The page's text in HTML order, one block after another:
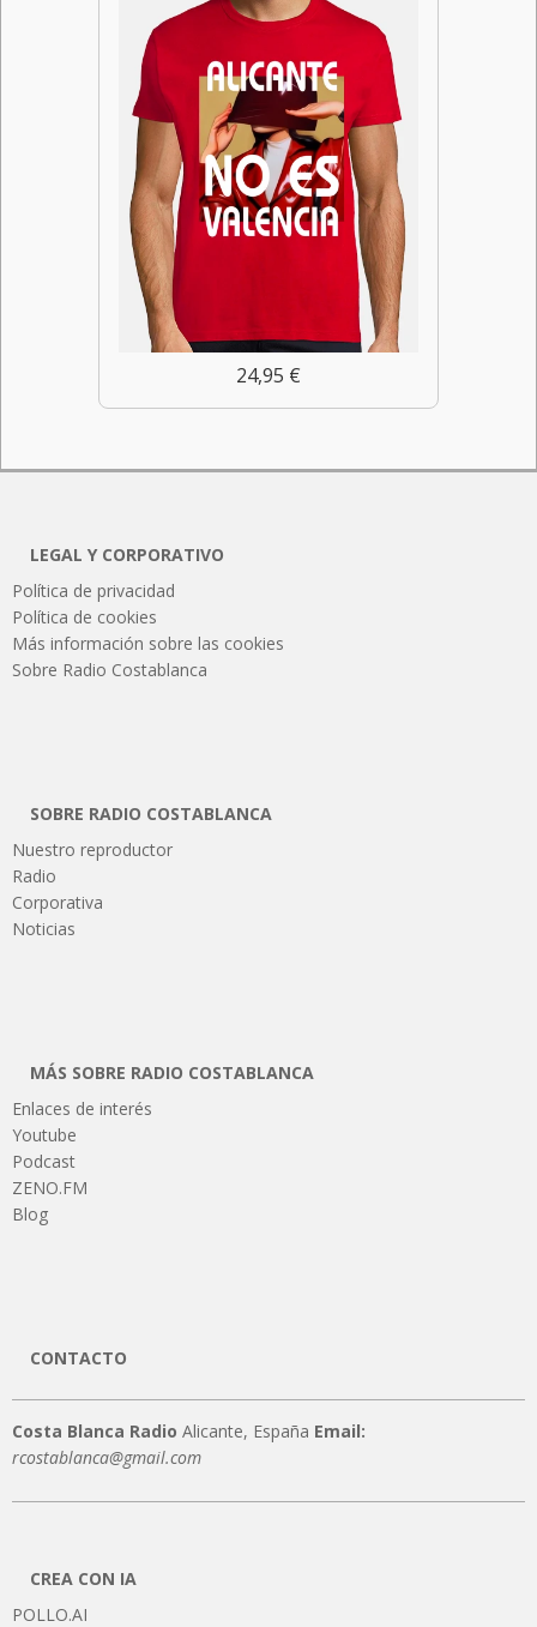
24,95 €
LEGAL Y CORPORATIVO
Política de privacidad
Política de cookies
Más información sobre las cookies
Sobre Radio Costablanca
SOBRE RADIO COSTABLANCA
Nuestro reproductor
Radio
Corporativa
Noticias
MÁS SOBRE RADIO COSTABLANCA
Enlaces de interés
Youtube
Podcast
ZENO.FM
Blog
CONTACTO
Costa Blanca Radio Alicante, España Email:
rcostablanca@gmail.com
CREA CON IA
POLLO.AI